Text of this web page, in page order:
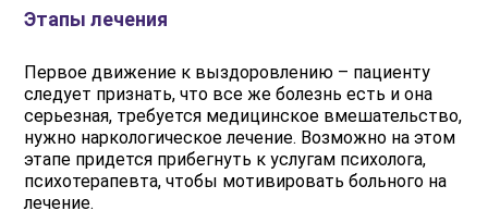
Этапы лечения
Первое движение к выздоровлению – пациенту
следует признать, что все же болезнь есть и она
серьезная, требуется медицинское вмешательство,
нужно наркологическое лечение. Возможно на этом
этапе придется прибегнуть к услугам психолога,
психотерапевта, чтобы мотивировать больного на
лечение.